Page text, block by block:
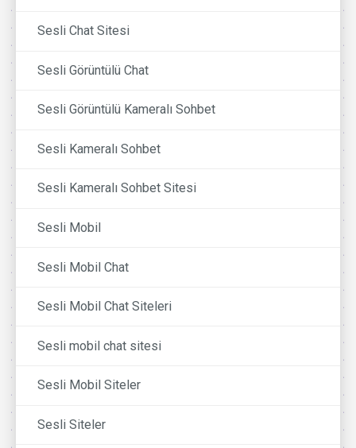
Sesli Chat Sitesi
Sesli Görüntülü Chat
Sesli Görüntülü Kameralı Sohbet
Sesli Kameralı Sohbet
Sesli Kameralı Sohbet Sitesi
Sesli Mobil
Sesli Mobil Chat
Sesli Mobil Chat Siteleri
Sesli mobil chat sitesi
Sesli Mobil Siteler
Sesli Siteler